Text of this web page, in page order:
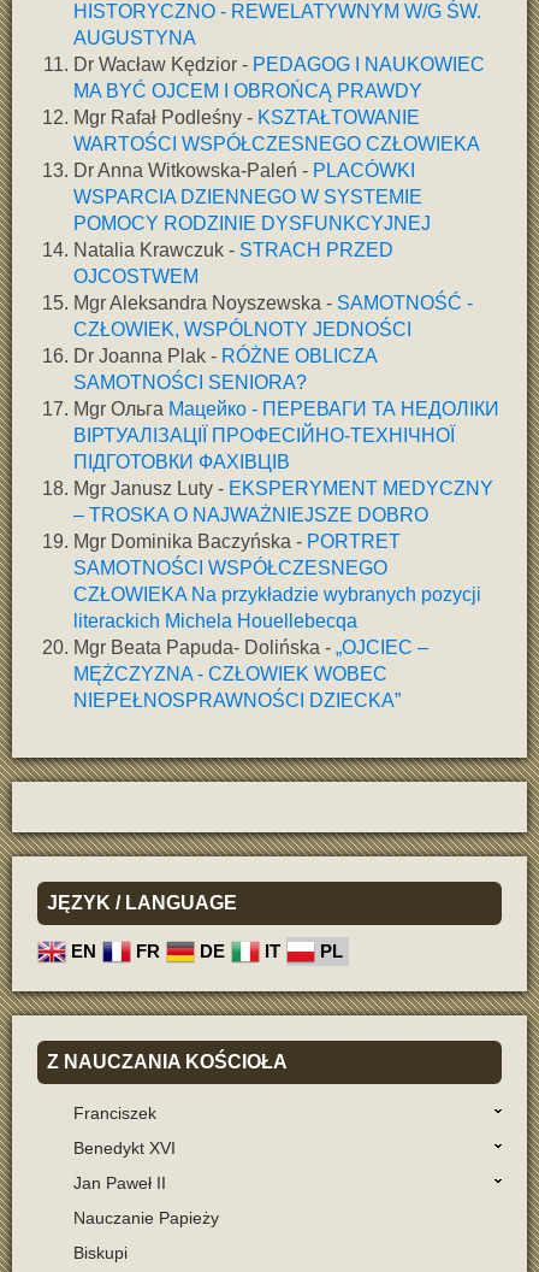
HISTORYCZNO - REWELATYWNYM W/G ŚW.
AUGUSTYNA
Dr Wacław Kędzior - PEDAGOG I NAUKOWIEC
MA BYĆ OJCEM I OBROŃCĄ PRAWDY
Mgr Rafał Podleśny - KSZTAŁTOWANIE
WARTOŚCI WSPÓŁCZESNEGO CZŁOWIEKA
Dr Anna Witkowska-Paleń - PLACÓWKI
WSPARCIA DZIENNEGO W SYSTEMIE
POMOCY RODZINIE DYSFUNKCYJNEJ
Natalia Krawczuk - STRACH PRZED
OJCOSTWEM
Mgr Aleksandra Noyszewska - SAMOTNOŚĆ -
CZŁOWIEK, WSPÓLNOTY JEDNOŚCI
Dr Joanna Plak - RÓŻNE OBLICZA
SAMOTNOŚCI SENIORA?
Mgr Ольга Мацейко - ПЕРЕВАГИ ТА НЕДОЛІКИ
ВІРТУАЛІЗАЦІЇ ПРОФЕСІЙНО-ТЕХНІЧНОЇ
ПІДГОТОВКИ ФАХІВЦІВ
Mgr Janusz Luty - EKSPERYMENT MEDYCZNY
– TROSKA O NAJWAŻNIEJSZE DOBRO
Mgr Dominika Baczyńska - PORTRET
SAMOTNOŚCI WSPÓŁCZESNEGO
CZŁOWIEKA Na przykładzie wybranych pozycji
literackich Michela Houellebecqa
Mgr Beata Papuda- Dolińska - „OJCIEC –
MĘŻCZYZNA - CZŁOWIEK WOBEC
NIEPEŁNOSPRAWNOŚCI DZIECKA”
JĘZYK / LANGUAGE
EN FR DE IT PL
Z NAUCZANIA KOŚCIOŁA
Franciszek
Benedykt XVI
Jan Paweł II
Nauczanie Papieży
Biskupi